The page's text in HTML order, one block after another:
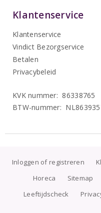
Klantenservice
Klantenservice
Vindict Bezorgservice
Betalen
Privacybeleid
KVK nummer: 86338765
BTW-nummer:
Inloggen of registreren
Horeca
Sitemap
Leeftijdscheck